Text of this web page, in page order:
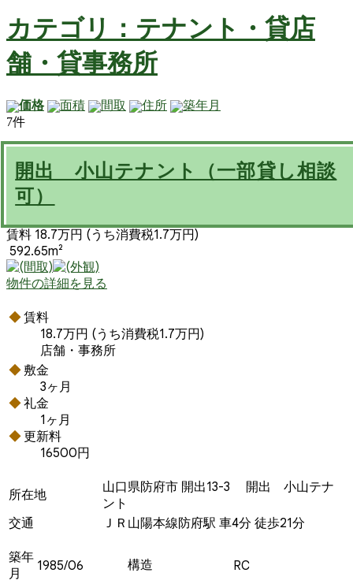
カテゴリ：テナント・貸店
舗・貸事務所
価格 面積 間取 住所 築年月
7件
開出 小山テナント（一部貸し相談
可）
賃料 18.7万円 (うち消費税1.7万円)
592.65m²
物件の詳細を見る
賃料
18.7万円 (うち消費税1.7万円)
店舗・事務所
敷金
3ヶ月
礼金
1ヶ月
更新料
16500円
所在地
山口県防府市 開出13-3 開出 小山テナ
ント
交通
ＪＲ山陽本線防府駅 車4分 徒歩21分
築年
月
1985/06 構造
RC